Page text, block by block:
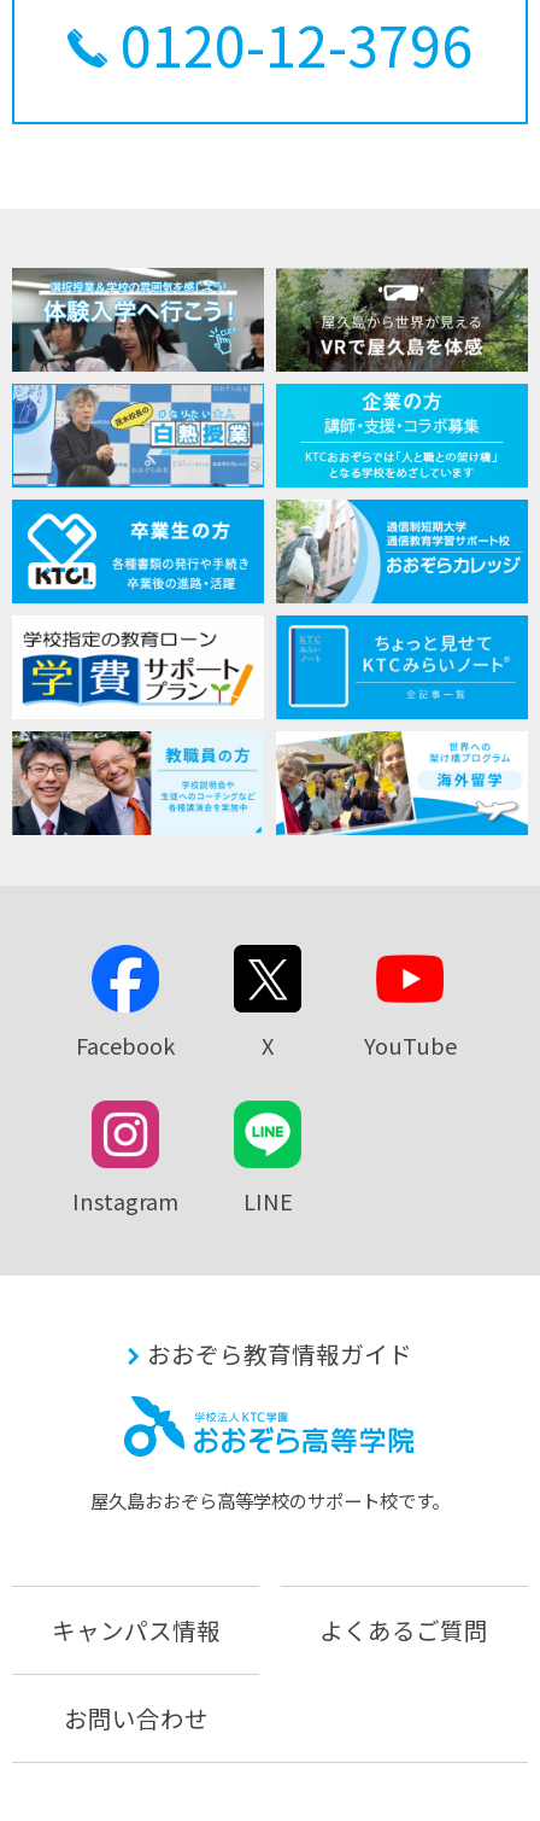
0120-12-3796
Facebook X YouTube
Instagram LINE
おおぞら教育情報ガイド
屋久島おおぞら⾼等学校のサポート校です。
キャンパス情報 よくあるご質問
お問い合わせ